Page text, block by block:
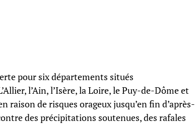
pour six départements situés
l’Ain, l’Isère, la Loire, le Puy-de-Dôme et
raison de risques orageux jusqu’en fin d’après-
des précipitations soutenues, des rafales